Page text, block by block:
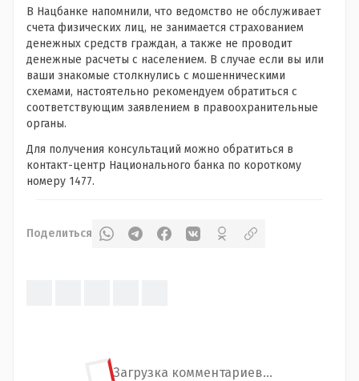
В Нацбанке напомнили, что ведомство не обслуживает
счета физических лиц, не занимается страхованием
денежных средств граждан, а также не проводит
денежные расчеты с населением. В случае если вы или
ваши знакомые столкнулись с мошенническими
схемами, настоятельно рекомендуем обратиться с
соответствующим заявлением в правоохранительные
органы.
Для получения консультаций можно обратиться в
контакт-центр Национального банка по короткому
номеру 1477.
Поделиться
Загрузка комментариев...